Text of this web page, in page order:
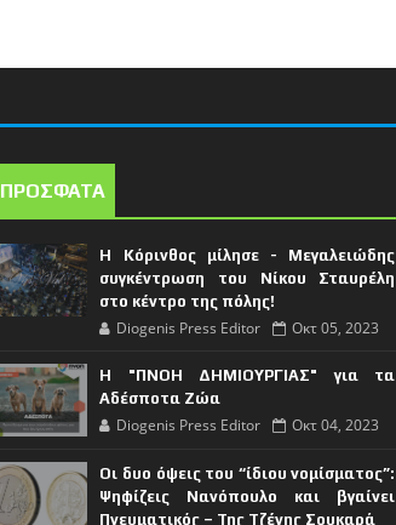
ΠΡΟΣΦΑΤΑ
Η Κόρινθος μίλησε - Μεγαλειώδης
συγκέντρωση του Νίκου Σταυρέλη
στο κέντρο της πόλης!
Diogenis Press Editor Οκτ 05, 2023
Η "ΠΝΟΗ ΔΗΜΙΟΥΡΓΙΑΣ" για τα
Αδέσποτα Ζώα
Diogenis Press Editor Οκτ 04, 2023
Οι δυο όψεις του “ίδιου νομίσματος”:
Ψηφίζεις Νανόπουλο και βγαίνει
Πνευματικός – Της Τζένης Σουκαρά